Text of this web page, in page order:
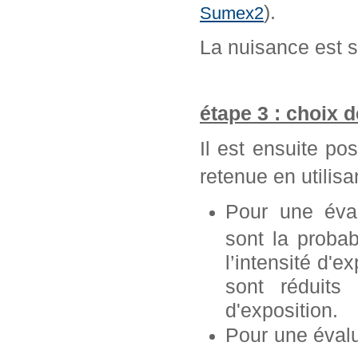
Sumex2).
La nuisance est
étape 3 : choix
Il est ensuite
retenue en
Pour une
sont la
l’intensité
sont réduits
d'exposition.
Pour une